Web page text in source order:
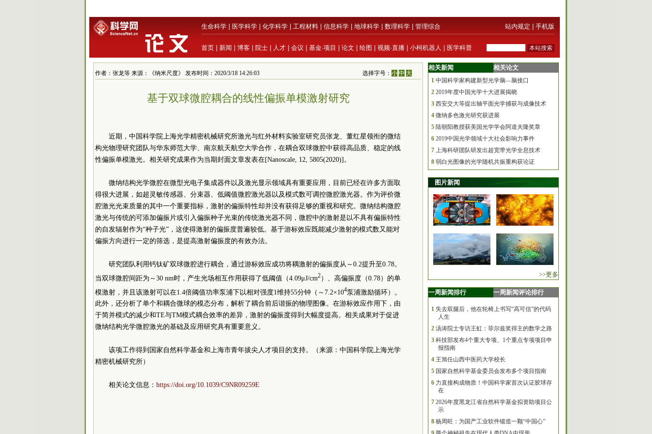
生命科学 医学科学 化学科学 工程材料 信息科学 地球科学 数理科学 管理综合 站内规定 手机版
首页 新闻 博客 院士 人才 会议 基金·项目 论文 绘图 视频·直播 小柯机器人 医学科普
作者：张龙等 来源：《纳米尺度》 发布时间：2020/3/18 14:26:03 选择字号：小 中 大
基于双球微腔耦合的线性偏振单模激射研究
近期，中国 科学院上海光学精密机械研究所激光与红外材料实验室研究员张龙、董红星领衔的微结
构光物理研究团队与华东师范大学、南京航天航空大学合作，在耦合双球微腔中获得高品质、稳定的线
性偏振单模激光。相关研究成果作为当期封面文章发表在[Nanoscale, 12, 5805(2020)]。
微纳结构光学微腔在微型光电子集成器件以及激光显示领域具有重要应用，目前已经在许多方面取
得很大进展，如超灵敏传感器、分束器、低阈值微腔激光器以及模式数可调控微腔激光器。作为评价微
腔激光光束质量的其中一个重要指标，激射的偏振特性却并没有获得足够的重视和研究。微纳结构微腔
激光与传统的可添加偏振片或引入偏振种子光束的传统激光器不同，微腔中的激射是以不具有偏振特性
的自发辐射作为“种子光”，这使得激射的偏振度普遍较低。基于游标效应既能减少激射的模式数又能对
偏振方向进行一定的筛选，是提高激射偏振度的有效办法。
研究团队利用钙钛矿双球微腔进行耦合，通过游标效应成功将耦激射的偏振度从～0.2提升至0.78。
当双球微腔间距为～30 nm时，产生光场相互作用获得了低阈值（4.09μJ/cm2）、高偏振度（0.78）的单
模激射，并且该激射可以在1.4倍阈值功率泵浦下以相对强度1维持55分钟（～7.2×104泵浦激励循环）。
此外，还分析了单个和耦合微球的模态分布，解析了耦合前后谐振的物理图像。在游标效应作用下，由
于简并模式的减少和TE与TM模式耦合效率的差异，激射的偏振度得到大幅度提高。相关成果对于促进
微纳结构光学微腔激光的基础及应用研究具有重要意义。
该项工作得到国家自然科学基金和上海市青年拔尖人才项目的支持。（来源：中国科学院上海光学
精密机械研究所）
相关论文信息： https://doi.org/10.1039/C9NR09259E
相关新闻 相关论文
1 中国科学家构建新型光学脑—脑接口
2 2019年度中国光学十大进展揭晓
3 西安交大等提出轴平面光学捕获与成像技术
4 微纳多色激光研究获进展
5 陆朝阳教授获美国光学学会阿道夫隆奖章
6 2019中国光学领域十大社会影响力事件
7 上海科研团队研发出超宽带光学全息技术
8 弱白光图像的光学随机共振重构获论证
图片新闻
>>更多
一周新闻排行 一周新闻评论排行
1 失去双腿后，他在轮椅上书写“高可信”的代码
人生
2 汤涛院士专访王虹：菲尔兹奖得主的数学之路
3 科技部发布4个重大专项、1个重点专项项目申
报指南
4 王旭任山西中医药大学校长
5 国家自然科学基金委员会发布多个项目指南
6 力直接构成物质！中国科学家首次认证胶球存
在
7 2026年度黑龙江省自然科学基金拟资助项目公
示
8 杨周旺：为国产工业软件锻造一颗“中国心”